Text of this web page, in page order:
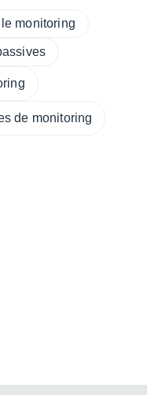
monitoring
de monitoring